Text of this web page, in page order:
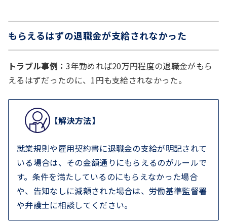
もらえるはずの退職金が支給されなかった
トラブル事例：3年勤めれば20万円程度の退職金がもら
えるはずだったのに、1円も支給されなかった。
【解決方法】
就業規則や雇用契約書に退職金の支給が明記されて
いる場合は、その金額通りにもらえるのがルールで
す。条件を満たしているのにもらえなかった場合
や、告知なしに減額された場合は、労働基準監督署
や弁護士に相談してください。